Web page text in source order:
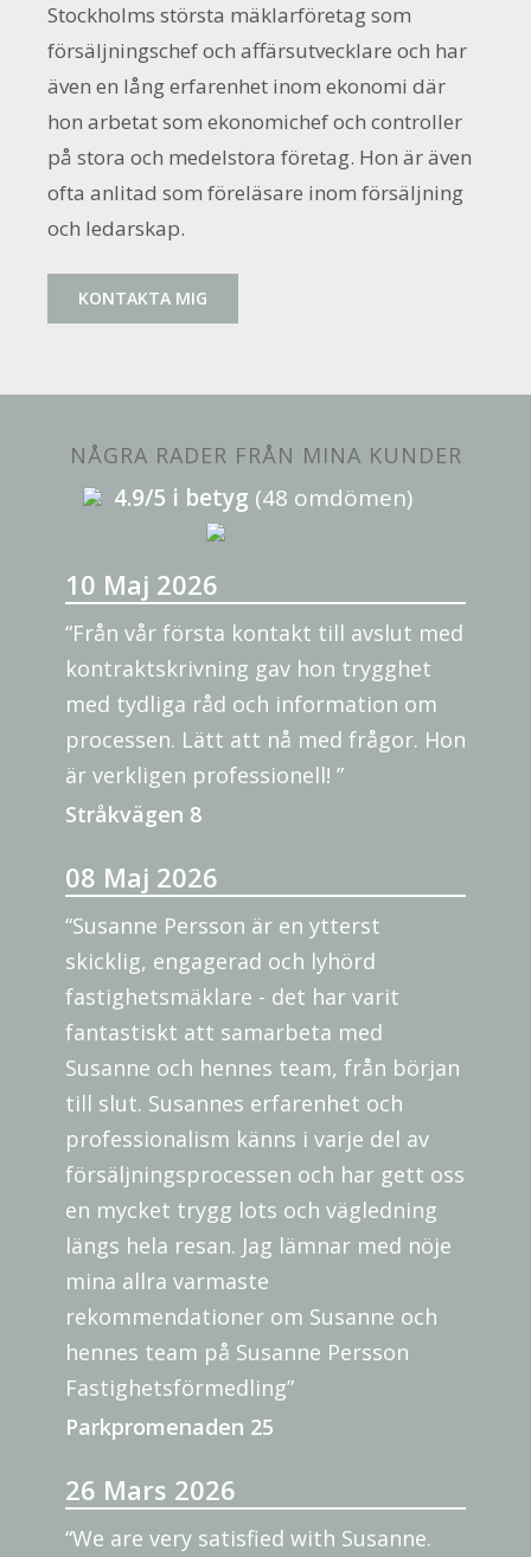
Stockholms största mäklarföretag som
försäljningschef och affärsutvecklare och har
även en lång erfarenhet inom ekonomi där
hon arbetat som ekonomichef och controller
på stora och medelstora företag. Hon är även
ofta anlitad som föreläsare inom försäljning
och ledarskap.
KONTAKTA MIG
NÅGRA RADER FRÅN MINA KUNDER
4.9/5 i betyg (48 omdömen)
10 Maj 2026
“Från vår första kontakt till avslut med
kontraktskrivning gav hon trygghet
med tydliga råd och information om
processen. Lätt att nå med frågor. Hon
är verkligen professionell! ”
Stråkvägen 8
08 Maj 2026
“Susanne Persson är en ytterst
skicklig, engagerad och lyhörd
fastighetsmäklare - det har varit
fantastiskt att samarbeta med
Susanne och hennes team, från början
till slut. Susannes erfarenhet och
professionalism känns i varje del av
försäljningsprocessen och har gett oss
en mycket trygg lots och vägledning
längs hela resan. Jag lämnar med nöje
mina allra varmaste
rekommendationer om Susanne och
hennes team på Susanne Persson
Fastighetsförmedling”
Parkpromenaden 25
26 Mars 2026
“We are very satisfied with Susanne.